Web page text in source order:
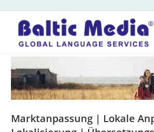
Marktanpassung | Lokale